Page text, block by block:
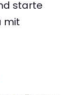
starte
mit